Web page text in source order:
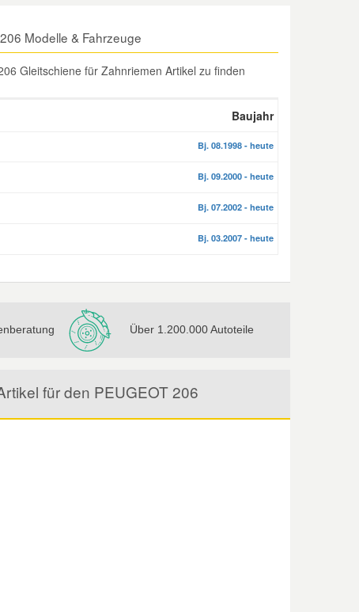
Modelle & Fahrzeuge
Gleitschiene für Zahnriemen Artikel zu finden
Baujahr
Bj. 08.1998 - heute
Bj. 09.2000 - heute
Bj. 07.2002 - heute
Bj. 03.2007 - heute
Über 1.200.000 Autoteile
für den PEUGEOT 206